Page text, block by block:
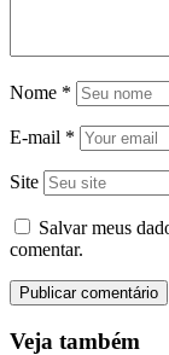
Nome *
E-mail *
Site
Salvar meus
comentar.
Veja também